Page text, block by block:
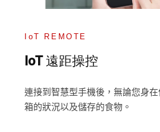
IoT REMOTE
IoT 遠距操控
連接到智慧型手機後，無論您身
箱的狀況以及儲存的食物。